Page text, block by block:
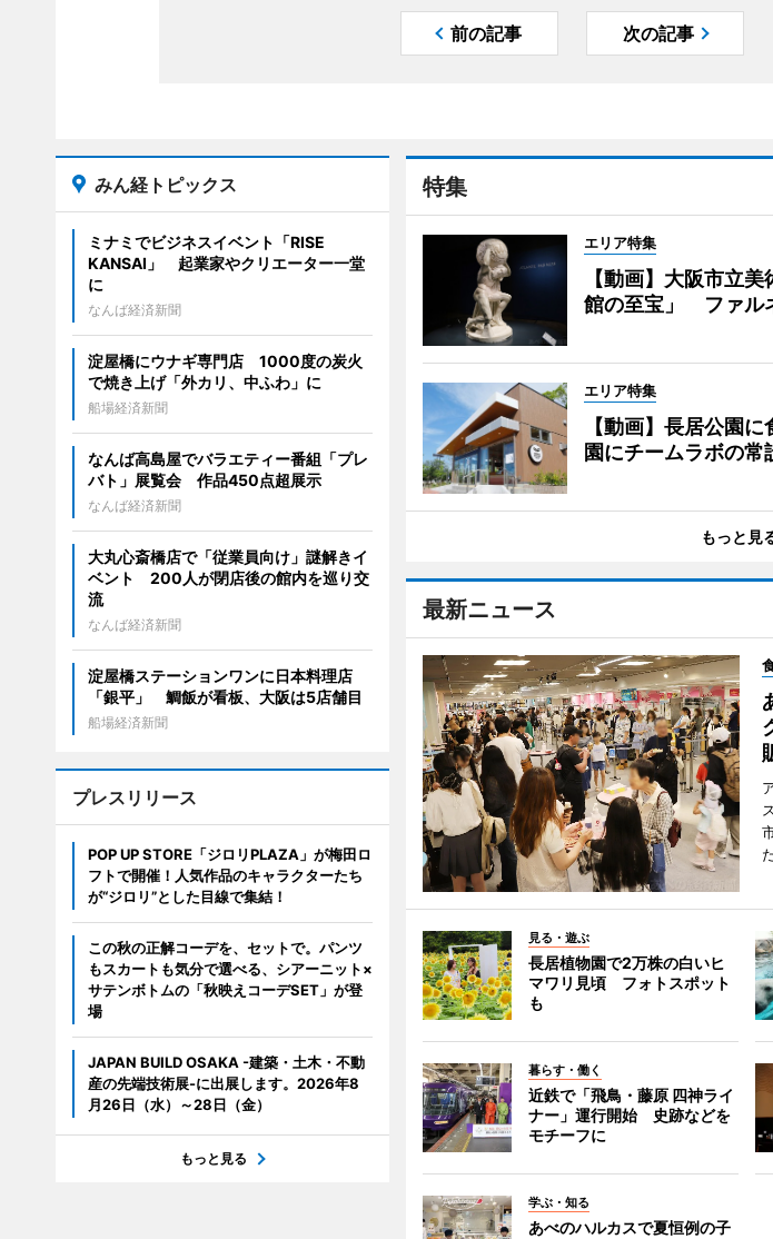
前の記事 次の記事
特集
エリア特集
【動画】大阪市立
館の至宝」 ファル
エリア特集
【動画】長居公園
園にチームラボの常
もっと見
最新ニュース
見る・遊ぶ
長居植物園で2万株の白いヒ
マワリ見頃 フォトスポット
も
暮らす・働く
近鉄で「飛鳥・藤原 四神ライ
ナー」運行開始 史跡などを
モチーフに
学ぶ・知る
あべのハルカスで夏恒例の子
みん経トピックス
ミナミでビジネスイベント「RISE
KANSAI」 起業家やクリエーター一堂
に
なんば経済新聞
淀屋橋にウナギ専門店 1000度の炭火
で焼き上げ「外カリ、中ふわ」に
船場経済新聞
なんば高島屋でバラエティー番組「プレ
バト」展覧会 作品450点超展示
なんば経済新聞
大丸心斎橋店で「従業員向け」謎解きイ
ベント 200人が閉店後の館内を巡り交
流
なんば経済新聞
淀屋橋ステーションワンに日本料理店
「銀平」 鯛飯が看板、大阪は5店舗目
船場経済新聞
プレスリリース
POP UP STORE「ジロリPLAZA」が梅田ロ
フトで開催！人気作品のキャラクターたち
が“ジロリ”とした目線で集結！
この秋の正解コーデを、セットで。パンツ
もスカートも気分で選べる、シアーニット×
サテンボトムの「秋映えコーデSET」が登
場
JAPAN BUILD OSAKA -建築・土木・不動
産の先端技術展-に出展します。2026年8
月26日（水）～28日（金）
もっと見る